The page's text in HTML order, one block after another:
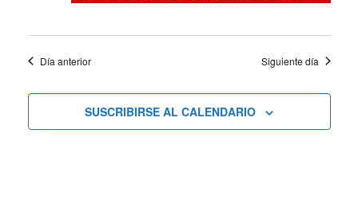
Día anterior Siguiente día
SUSCRIBIRSE AL CALENDARIO